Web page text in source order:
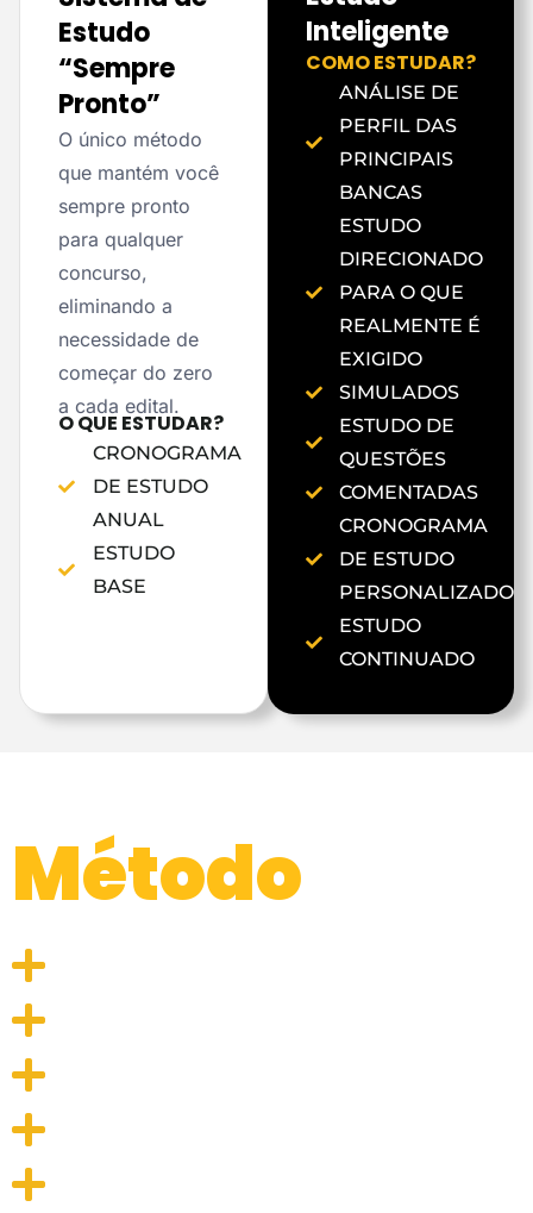
Estudo
“Sempre
Pronto”
O único método
que mantém você
sempre pronto
para qualquer
concurso,
eliminando a
necessidade de
começar do zero
a cada edital.
O QUE ESTUDAR?
CRONOGRAMA
DE ESTUDO
ANUAL
ESTUDO
BASE
Inteligente
COMO ESTUDAR?
ANÁLISE DE
PERFIL DAS
PRINCIPAIS
BANCAS
ESTUDO
DIRECIONADO
PARA O QUE
REALMENTE É
EXIGIDO
SIMULADOS
ESTUDO DE
QUESTÕES
COMENTADAS
CRONOGRAMA
DE ESTUDO
PERSONALIZADO
ESTUDO
CONTINUADO
Método